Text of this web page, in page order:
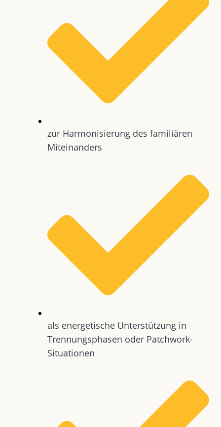
zur Harmonisierung des familiären
Miteinanders
als energetische Unterstützung in
Trennungsphasen oder Patchwork-
Situationen